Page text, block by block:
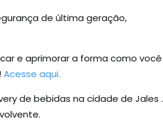
de última geração,
e aprimorar a forma como você
Acesse aqui.
de bebidas na cidade de Jales .